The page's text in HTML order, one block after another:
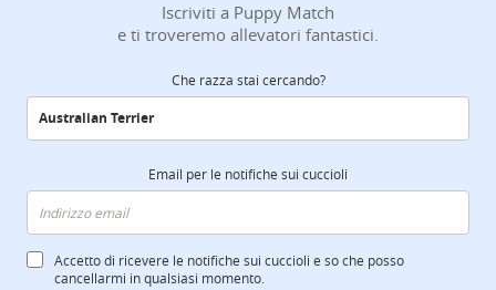
Iscriviti a Puppy Match
e ti troveremo allevatori fantastici.
Che razza stai cercando?
Email per le notifiche sui cuccioli
Accetto di ricevere le notifiche sui cuccioli e so che posso
cancellarmi in qualsiasi momento.